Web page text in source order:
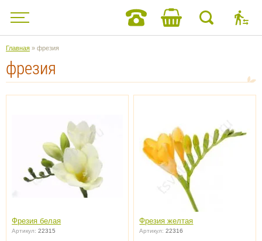
Главная » фрезия
фрезия
Фрезия белая
Артикул: 22315
Фрезия желтая
Артикул: 22316